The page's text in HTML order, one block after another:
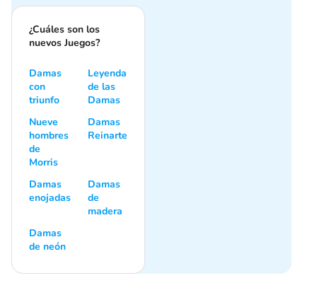
¿Cuáles son los
nuevos Juegos?
Damas
con
triunfo
Leyenda
de las
Damas
Nueve
hombres
de
Morris
Damas
Reinarte
Damas
enojadas
Damas
de
madera
Damas
de neón